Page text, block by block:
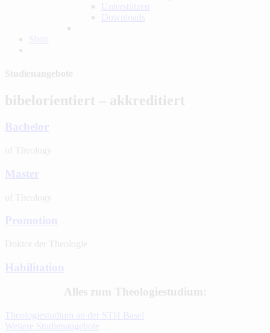
Unterstützen
Downloads
Shop
Studienangebote
bibelorientiert – akkreditiert
Bachelor
of Theology
Master
of Theology
Promotion
Doktor der Theologie
Habilitation
Alles zum Theologiestudium:
Theologiestudium an der STH Basel
Weitere Studienangebote